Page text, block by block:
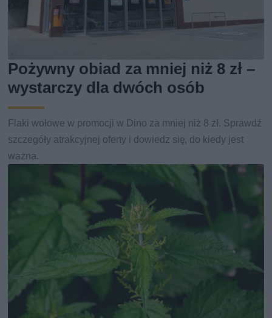
Pożywny obiad za mniej niż 8 zł –
wystarczy dla dwóch osób
Flaki wołowe w promocji w Dino za mniej niż 8 zł. Sprawdź
szczegóły atrakcyjnej oferty i dowiedz się, do kiedy jest
ważna.